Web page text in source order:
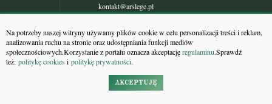
Na potrzeby naszej witryny używamy plików cookie w celu personalizacji treści i reklam,
analizowania ruchu na stronie oraz udostępniania funkcji mediów
społecznościowych.Korzystanie z portalu oznacza akceptacjęregulaminu.Sprawdź
też: politykę cookiesi politykę prywatności.
AKCEPTUJĘ
kontakt@arslege.pl
Pracujemy:
pon-pt: 8:00-16:00
Masz pytania